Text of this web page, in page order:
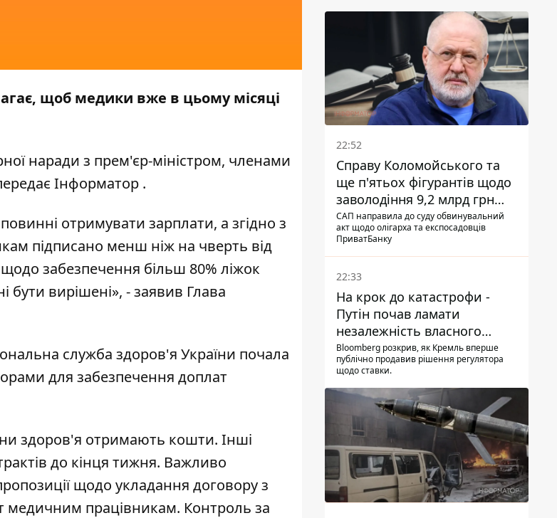
щоб медики вже в цьому місяці
наради з прем'єр-міністром, членами
Інформатор .
отримувати зарплати, а згідно з
підписано менш ніж на чверть від
забезпечення більш 80% ліжок
бути вирішені», - заявив Глава
служба здоров'я України почала
для забезпечення доплат
здоров'я отримають кошти. Інші
до кінця тижня. Важливо
щодо укладання договору з
працівникам. Контроль за
22:52
Справу Коломойського та
ще п'ятьох фігурантів щодо
заволодіння 9,2 млрд грн
ПриватБанку скерували до
суду
САП направила до суду обвинувальний
акт щодо олігарха та експосадовців
ПриватБанку
22:33
На крок до катастрофи -
Путін почав ламати
незалежність власного
Центробанку, змусивши
знизити базову ставку
Bloomberg розкрив, як Кремль вперше
публічно продавив рішення регулятора
щодо ставки.